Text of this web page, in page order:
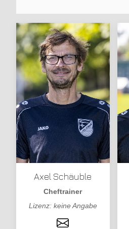
Axel Schäuble
Cheftrainer
Lizenz: keine Angabe